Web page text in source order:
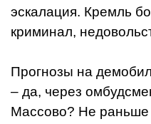
эскалация. Кремль
криминал,
Прогнозы на
– да, через
Массово? Не раньше